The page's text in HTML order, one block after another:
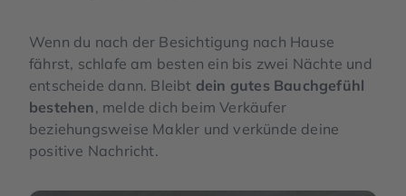
Wenn du nach der Besichtigung nach Hause
fährst, schlafe am besten ein bis zwei Nächte und
entscheide dann. Bleibt dein gutes Bauchgefühl
bestehen, melde dich beim Verkäufer
beziehungsweise Makler und verkünde deine
positive Nachricht.